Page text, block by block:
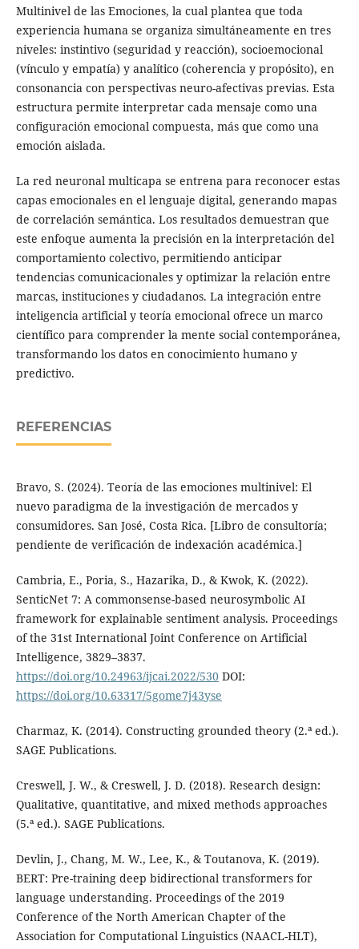
Multinivel de las Emociones, la cual plantea que toda
experiencia humana se organiza simultáneamente en tres
niveles: instintivo (seguridad y reacción), socioemocional
(vínculo y empatía) y analítico (coherencia y propósito), en
consonancia con perspectivas neuro-afectivas previas. Esta
estructura permite interpretar cada mensaje como una
configuración emocional compuesta, más que como una
emoción aislada.
La red neuronal multicapa se entrena para reconocer estas
capas emocionales en el lenguaje digital, generando mapas
de correlación semántica. Los resultados demuestran que
este enfoque aumenta la precisión en la interpretación del
comportamiento colectivo, permitiendo anticipar
tendencias comunicacionales y optimizar la relación entre
marcas, instituciones y ciudadanos. La integración entre
inteligencia artificial y teoría emocional ofrece un marco
científico para comprender la mente social contemporánea,
transformando los datos en conocimiento humano y
predictivo.
REFERENCIAS
Bravo, S. (2024). Teoría de las emociones multinivel: El
nuevo paradigma de la investigación de mercados y
consumidores. San José, Costa Rica. [Libro de consultoría;
pendiente de verificación de indexación académica.]
Cambria, E., Poria, S., Hazarika, D., & Kwok, K. (2022).
SenticNet 7: A commonsense-based neurosymbolic AI
framework for explainable sentiment analysis. Proceedings
of the 31st International Joint Conference on Artificial
Intelligence, 3829–3837.
https://doi.org/10.24963/ijcai.2022/530DOI:
https://doi.org/10.63317/5gome7j43yse
Charmaz, K. (2014). Constructing grounded theory (2.ª ed.).
SAGE Publications.
Creswell, J. W., & Creswell, J. D. (2018). Research design:
Qualitative, quantitative, and mixed methods approaches
(5.ª ed.). SAGE Publications.
Devlin, J., Chang, M. W., Lee, K., & Toutanova, K. (2019).
BERT: Pre-training deep bidirectional transformers for
language understanding. Proceedings of the 2019
Conference of the North American Chapter of the
Association for Computational Linguistics (NAACL-HLT),